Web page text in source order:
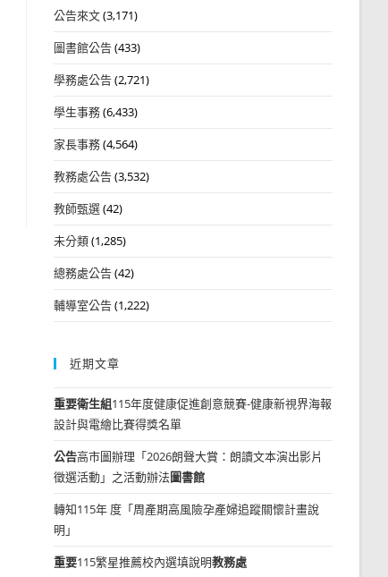
公告來文(3,171)
圖書館公告(433)
學務處公告(2,721)
學生事務(6,433)
家長事務(4,564)
教務處公告(3,532)
教師甄選(42)
未分類(1,285)
總務處公告(42)
輔導室公告(1,222)
近期文章
重要衛生組115年度健康促進創意競賽-健康新視界海報
設計與電繪比賽得獎名單
公告高市圖辦理「2026朗聲大賞：朗讀文本演出影片
徵選活動」之活動辦法圖書館
轉知115年 度「周產期高風險孕產婦追蹤關懷計畫說
明」
重要115繁星推薦校內選填說明教務處